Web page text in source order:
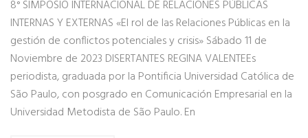
8° SIMPOSIO INTERNACIONAL DE RELACIONES PÚBLICAS
INTERNAS Y EXTERNAS «El rol de las Relaciones Públicas en la
gestión de conflictos potenciales y crisis» Sábado 11 de
Noviembre de 2023 DISERTANTES REGINA VALENTEEs
periodista, graduada por la Pontificia Universidad Católica de
São Paulo, con posgrado en Comunicación Empresarial en la
Universidad Metodista de São Paulo. En